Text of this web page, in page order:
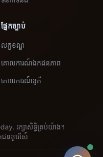
ផ្នែកច្បាប់
លក្ខខណ្ឌ
គោលការណ៍ឯកជនភាព
គោលការណ៍​ខូគី
រក្សាសិទ្ធិគ្រប់យ៉ាង។
ជនខូឃីស៍